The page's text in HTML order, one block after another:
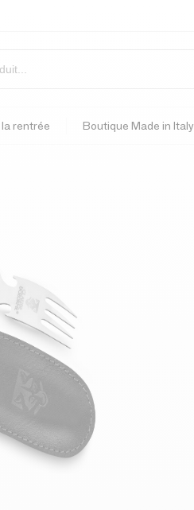
rentrée Boutique Made in Italy